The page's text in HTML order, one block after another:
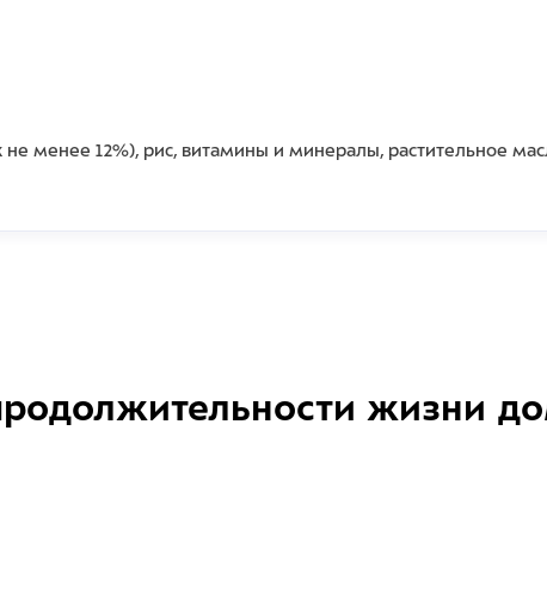
менее 12%), рис, витамины и минералы, растительное
жизни